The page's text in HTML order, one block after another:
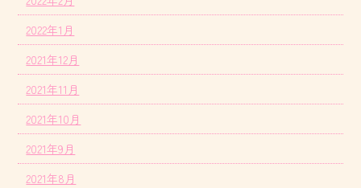
2022年1月
2021年12月
2021年11月
2021年10月
2021年9月
2021年8月